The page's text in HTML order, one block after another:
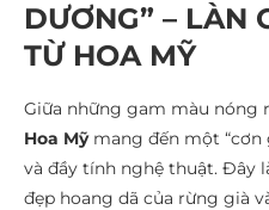
DƯƠNG” – LÀN
TỪ HOA MỸ
Giữa những gam màu nóng
Hoa Mỹmang đến một “cơn
và đầy tính nghệ thuật. Đây
đẹp hoang dã của rừng già